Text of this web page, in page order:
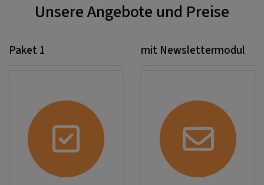
Unsere Angebote und Preise
Paket 1 mit Newslettermodul